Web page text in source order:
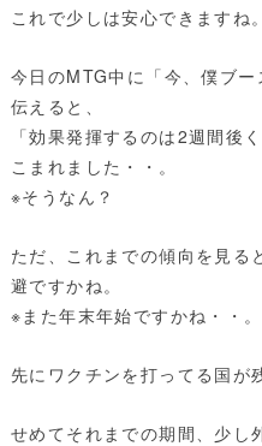
これで少しは安心できますね。
今日のMTG中に「今、僕ブ
伝えると、
「効果発揮するのは2週間後
こまれました・・。
※そうなん？
ただ、これまでの傾向を見る
避ですかね。
※また年末年始ですかね・・。
先にワクチンを打ってる国が
せめてそれまでの期間、少し